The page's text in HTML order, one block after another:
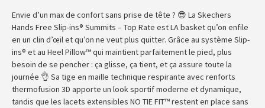
Envie d’un max de confort sans prise de tête ? 😎 La Skechers
Hands Free Slip-ins® Summits – Top Rate est LA basket qu’on enfile
en un clin d’œil et qu’on ne veut plus quitter. Grâce au système Slip-
ins® et au Heel Pillow™ qui maintient parfaitement le pied, plus
besoin de se pencher : ça glisse, ça tient, et ça assure toute la
journée 👌 Sa tige en maille technique respirante avec renforts
thermofusion 3D apporte un look sportif moderne et dynamique,
tandis que les lacets extensibles NO TIE FIT™ restent en place sans